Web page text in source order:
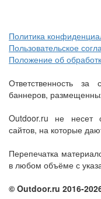
Политика
Пользовательское
Положение об
Ответственность
баннеров,
Outdoor.ru не несет
сайтов, на которые
Перепечатка
в любом объёме с
© Outdoor.ru 2016-